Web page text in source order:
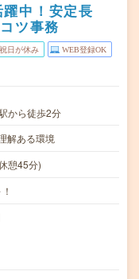
躍中！安定長
ツ事務
日が休み WEB登録OK
から徒歩2分
解ある環境
憩45分)